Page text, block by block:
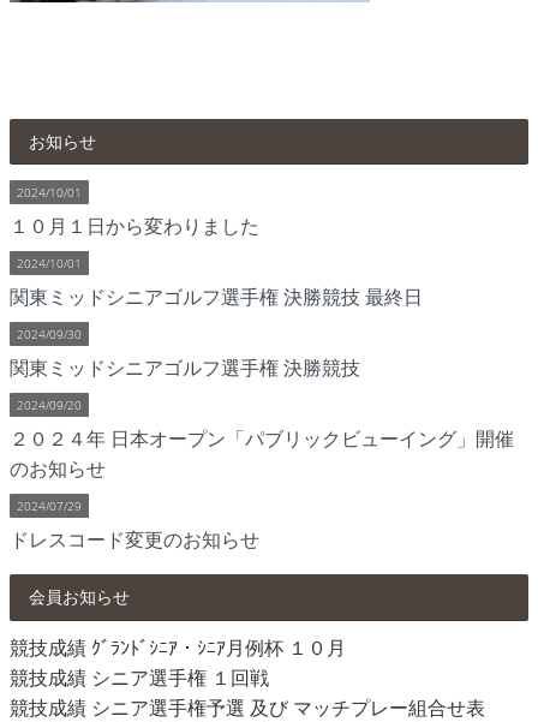
お知らせ
2024/10/01
１０月１日から変わりました
2024/10/01
関東ミッドシニアゴルフ選手権 決勝競技 最終日
2024/09/30
関東ミッドシニアゴルフ選手権 決勝競技
2024/09/20
２０２４年 日本オープン「パブリックビューイング」開催
のお知らせ
2024/07/29
ドレスコード変更のお知らせ
会員お知らせ
競技成績 ｸﾞﾗﾝﾄﾞｼﾆｱ・ｼﾆｱ月例杯 １０月
競技成績 シニア選手権 １回戦
競技成績 シニア選手権予選 及び マッチプレー組合せ表